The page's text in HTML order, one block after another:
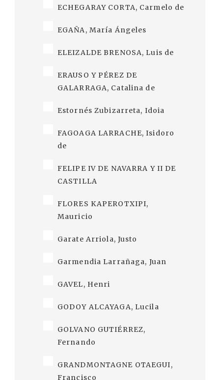
ECHEGARAY CORTA, Carmelo de
EGAÑA, María Ángeles
ELEIZALDE BRENOSA, Luis de
ERAUSO Y PÉREZ DE
GALARRAGA, Catalina de
Estornés Zubizarreta, Idoia
FAGOAGA LARRACHE, Isidoro
de
FELIPE IV DE NAVARRA Y II DE
CASTILLA
FLORES KAPEROTXIPI,
Mauricio
Garate Arriola, Justo
Garmendia Larrañaga, Juan
GAVEL, Henri
GODOY ALCAYAGA, Lucila
GOLVANO GUTIÉRREZ,
Fernando
GRANDMONTAGNE OTAEGUI,
Francisco